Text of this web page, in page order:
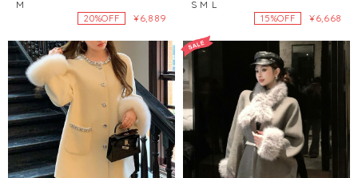
M
20%OFF ¥6,889
S M L
15%OFF ¥6,668